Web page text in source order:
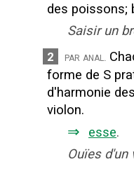
des poissons;
Saisir un
2 par anal.
forme de S
d'harmonie
violon.
⇒ esse.
Ouïes